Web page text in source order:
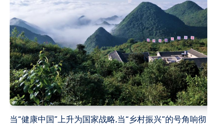
当“健康中国”上升为国家战略,当“乡村振兴”的号角响彻